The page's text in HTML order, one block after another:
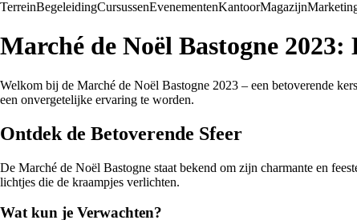
TerreinBegeleidingCursussenEvenementenKantoorMagazijn
Marché de Noël Bastogne
Welkom bij de Marché de Noël Bastogne 2023 – een betoverende
een onvergetelijke ervaring te worden.
Ontdek de Betoverende Sfeer
De Marché de Noël Bastogne staat bekend om zijn charmante en
lichtjes die de kraampjes verlichten.
Wat kun je Verwachten?